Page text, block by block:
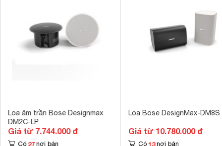
Loa âm trần Bose Designmax
DM2C-LP
Giá từ 7.744.000 đ
Có 27 nơi bán
Loa Bose DesignMax-DM8S
Giá từ 10.780.000 đ
Có 13 nơi bán